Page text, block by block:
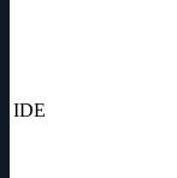
IDE